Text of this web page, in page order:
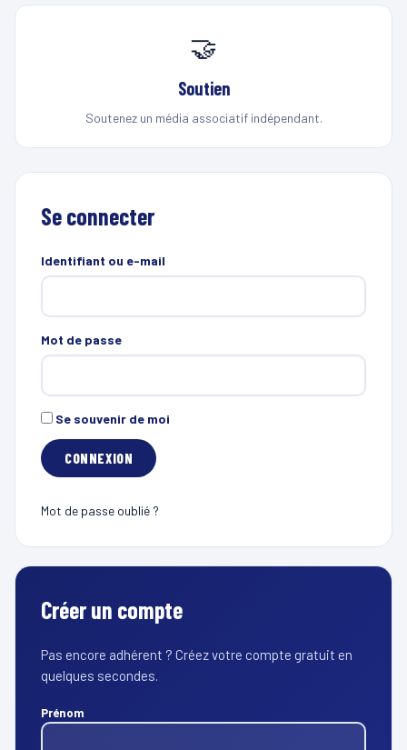
🤝
Soutien
Soutenez un média associatif indépendant.
Se connecter
Identifiant ou e-mail
Mot de passe
Se souvenir de moi
Mot de passe oublié ?
Créer un compte
Pas encore adhérent ? Créez votre compte gratuit en
quelques secondes.
Prénom